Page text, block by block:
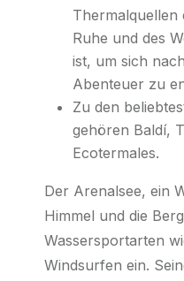
Thermalquellen
Ruhe und des
ist, um sich
Abenteuer zu
Zu den
gehören Baldí,
Ecotermales.
Der Arenalsee, ein
Himmel und die
Wassersportarten
Windsurfen ein.